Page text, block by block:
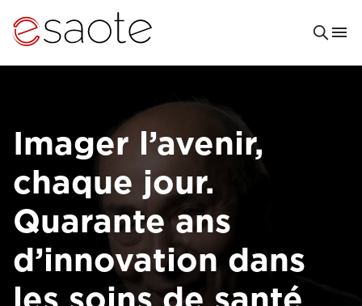
Imager l’avenir,
chaque jour.
Quarante ans
d’innovation dans